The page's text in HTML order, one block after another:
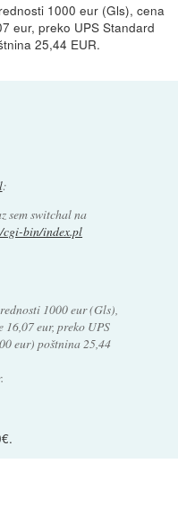
1000 eur (Gls), cena
eur, preko UPS Standard
25,44 EUR.
:
sem switchal na
cgi-bin/index.pl
1000 eur (Gls),
16,07 eur, preko UPS
eur) poštnina 25,44